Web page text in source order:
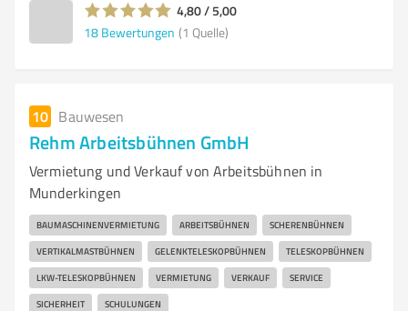
4,80 / 5,00
18 Bewertungen (1 Quelle)
10 Bauwesen
Rehm Arbeitsbühnen GmbH
Vermietung und Verkauf von Arbeitsbühnen in
Munderkingen
BAUMASCHINENVERMIETUNG ARBEITSBÜHNEN SCHERENBÜHNEN
VERTIKALMASTBÜHNEN GELENKTELESKOPBÜHNEN TELESKOPBÜHNEN
LKW-TELESKOPBÜHNEN VERMIETUNG VERKAUF SERVICE
SICHERHEIT SCHULUNGEN